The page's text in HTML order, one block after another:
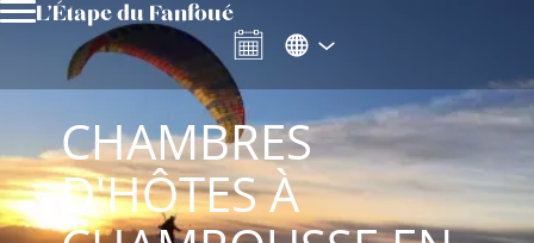
L’Étape du Fanfoué
CHAMBRES
D'HÔTES À